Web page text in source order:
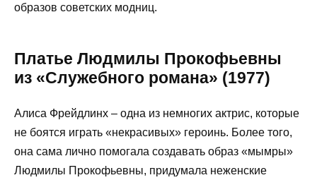
образов советских модниц.
Платье Людмилы Прокофьевны
из «Служебного романа» (1977)
Алиса Фрейдлинх – одна из немногих актрис, которые
не боятся играть «некрасивых» героинь. Более того,
она сама лично помогала создавать образ «мымры»
Людмилы Прокофьевны, придумала неженские